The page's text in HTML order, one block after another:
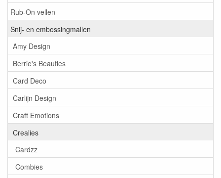
Rub-On vellen
Snij- en embossingmallen
Amy Design
Berrie's Beauties
Card Deco
Carlijn Design
Craft Emotions
Crealies
Cardzz
Combies